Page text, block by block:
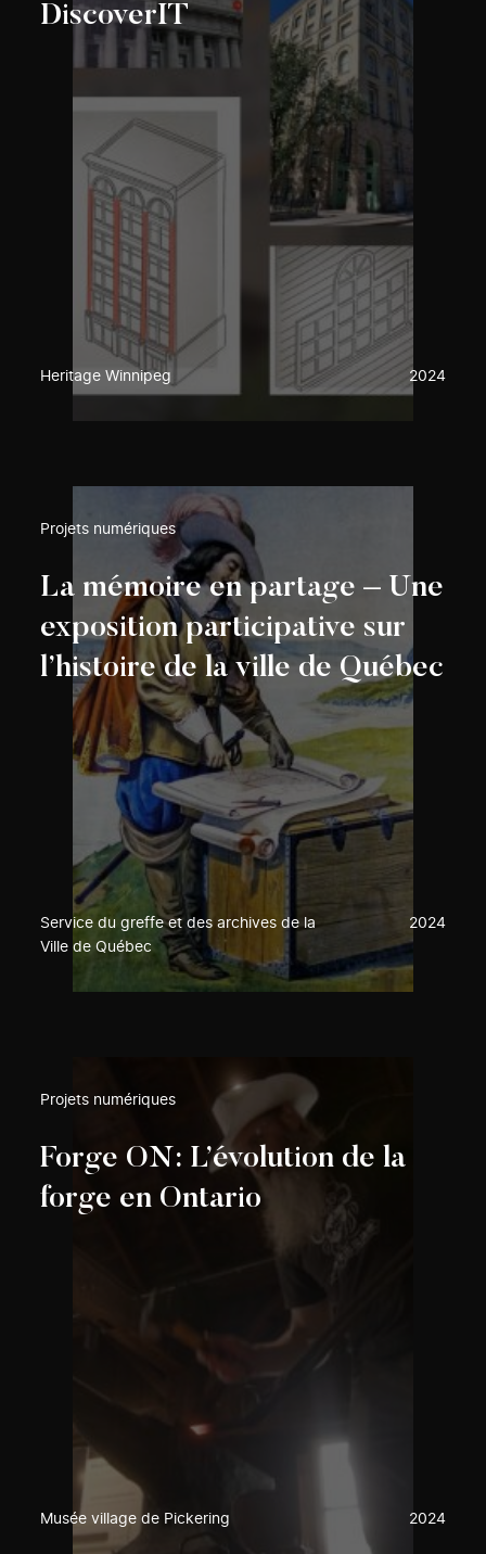
DiscoverIT
Heritage Winnipeg 2024
Projets numériques
La mémoire en partage – Une
exposition participative sur
l’histoire de la ville de Québec
Service du greffe et des archives de la
Ville de Québec
2024
Projets numériques
Forge ON: L’évolution de la
forge en Ontario
Musée village de Pickering 2024